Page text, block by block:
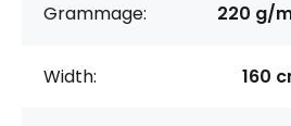
Grammage: 220 g/
Width: 160